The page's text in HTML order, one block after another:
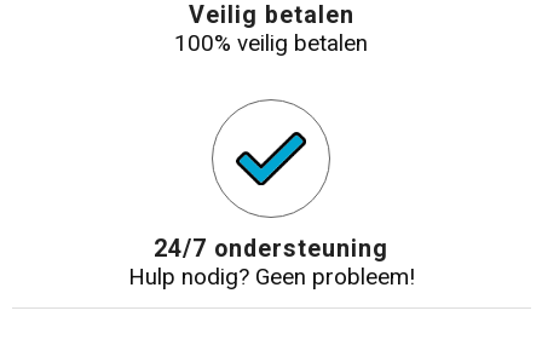
Veilig betalen
100% veilig betalen
24/7 ondersteuning
Hulp nodig? Geen probleem!